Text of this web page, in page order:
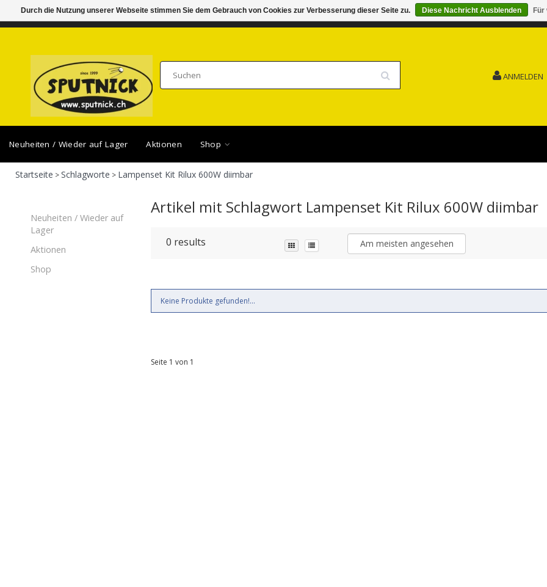
DI-FR 11.00 - 18.30, SA 10.00 - 16.00 SAMSTAG 15.08. GESCHLOSSEN FEIERTAG
ANMELDEN
Neuheiten / Wieder auf Lager Aktionen Shop
Startseite >Schlagworte > Lampenset Kit Rilux 600W diimbar
Neuheiten / Wieder auf
Lager
Aktionen
Shop
Artikel mit Schlagwort Lampenset Kit Rilux 600W diimbar
0 results Am meisten angesehen
Keine Produkte gefunden!...
Seite 1 von 1
Durch die Nutzung unserer Webseite stimmen Sie dem Gebrauch von Cookies zur Verbesserung dieser Seite zu. Diese Nachricht Ausblenden